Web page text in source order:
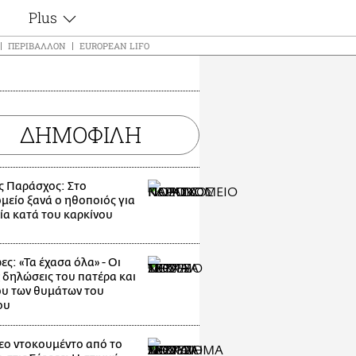
Plus
Θέματα
Ζώδια
Εξομολογήσεις
Blogs
Οι Αθηναίοι
Απώλειες
ΠΕΡΙΒΆΛΛΟΝ EUROPEAN LIFO
ΔΗΜΟΦΙΛΗ
Παράσχος: Στο
ξανά ο ηθοποιός για
κατά του καρκίνου
«Τα έχασα όλα» - Οι
του πατέρα και
των θυμάτων του
ντοκουμέντο από το